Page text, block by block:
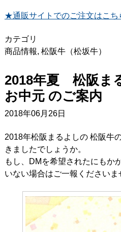
★通販サイトでのご注文はこち
カテゴリ
商品情報, 松阪牛（松坂牛）
2018年夏 松阪ま
お中元 のご案内
2018年06月26日
2018年松阪まるよしの 松阪牛
きましたでしょうか。
もし、DMを希望されたにもか
いない場合はご一報くださいま